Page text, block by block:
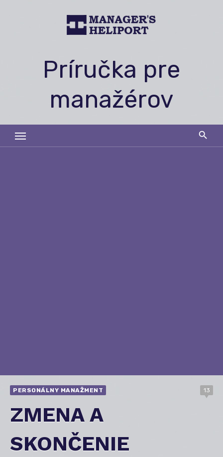
Príručka pre
manažérov
PERSONÁLNY MANAŽMENT 13
ZMENA A
SKONČENIE